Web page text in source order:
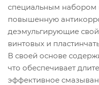
специальным набором
повышенную
деэмульгирующие
винтовых и
В своей основе
что обеспечивает
эффективное